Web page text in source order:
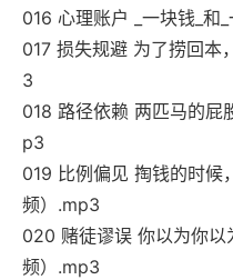
016 心理账户 _一块钱_和
017 损失规避 为了捞回本
3
018 路径依赖 两匹马的屁
p3
019 比例偏见 掏钱的时候
频）.mp3
020 赌徒谬误 你以为你以
频）.mp3